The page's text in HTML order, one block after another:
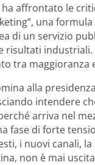
affrontato le
una
di un servizio
risultati
tra maggioranza
alla
intendere
arriva nel
fase di forte
i nuovi canali, la
non è mai